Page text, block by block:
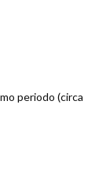
periodo (circa